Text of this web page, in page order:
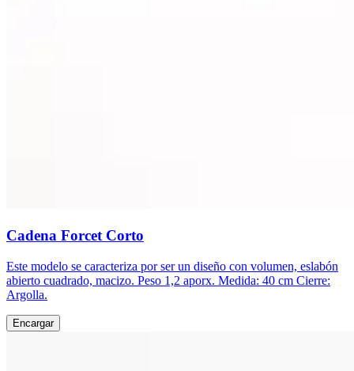
Cadena Forcet Corto
Este modelo se caracteriza por ser un diseño con volumen, eslabón
abierto cuadrado, macizo. Peso 1,2 aporx. Medida: 40 cm Cierre:
Argolla.
Encargar